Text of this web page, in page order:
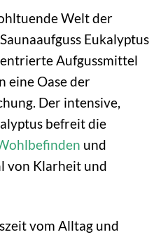
Welt der
Saunaaufguss Eukalyptus
Aufgussmittel
eine Oase der
Der intensive,
befreit die
und
von Klarheit und
vom Alltag und